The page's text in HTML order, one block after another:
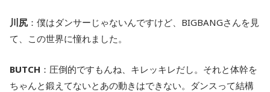
川尻：僕はダンサーじゃないんですけど、BIGBANGさんを見
て、この世界に憧れました。
BUTCH ：圧倒的ですもんね、キレッキレだし。それと体幹を
ちゃんと鍛えてないとあの動きはできない。ダンスって結構